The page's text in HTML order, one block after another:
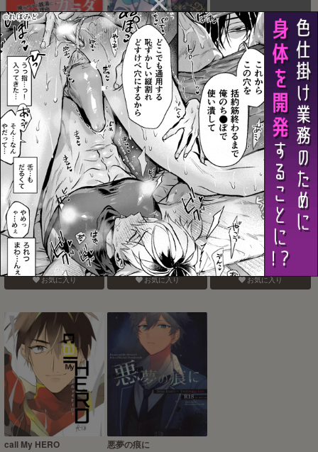
ナイショなカラダ
お気に入り
deadly love potion
お気に入り
名前で呼んでいい
お気に入り
おねがいだからいいこと
聞いて
お気に入り
ぜんぶしらない
お気に入り
現実は、×××よりきもちい
お気に入り
call My HERO 悪夢の痕に